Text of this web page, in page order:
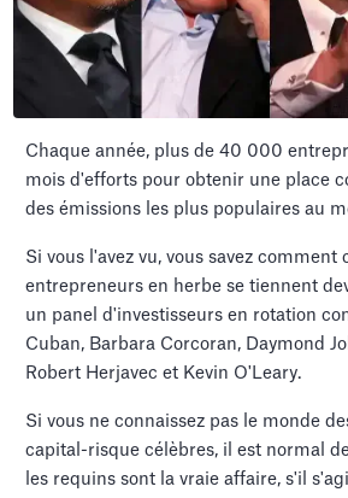
Chaque année, plus de 40 000
mois d'efforts pour obtenir une place
des émissions les plus populaires au
Si vous l'avez vu, vous savez comment
entrepreneurs en herbe se tiennent
un panel d'investisseurs en rotation
Cuban, Barbara Corcoran, Daymond
Robert Herjavec et Kevin O'Leary.
Si vous ne connaissez pas le monde
capital-risque célèbres, il est normal
les requins sont la vraie affaire, s'il